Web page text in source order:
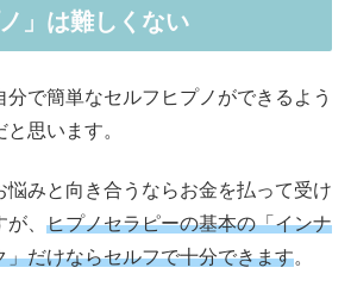
」は難しくない
分で簡単なセルフヒプノができるよう
思います。
悩みと向き合うならお金を払って受け
、 ヒプノセラピーの基本の「インナ
」だけならセルフで十分できます。